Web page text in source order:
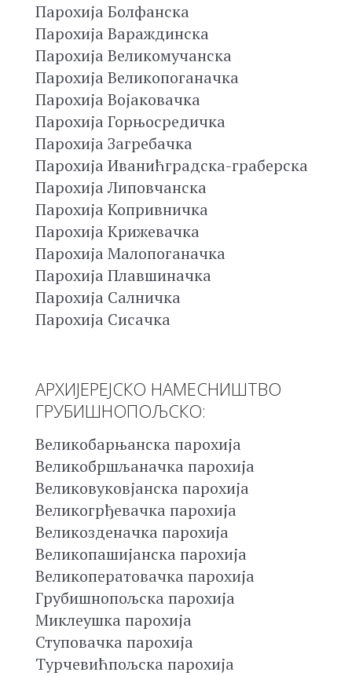
Парохија Болфанска
Парохија Вараждинска
Парохија Великомучанска
Парохија Великопоганачка
Парохија Војаковачка
Парохија Горњосредичка
Парохија Загребачка
Парохија Иванићградска-граберска
Парохија Липовчанска
Парохија Копривничка
Парохија Крижевачка
Парохија Малопоганачка
Парохија Плавшиначка
Парохија Салничка
Парохија Сисачка
АРХИЈЕРЕЈСКО НАМЕСНИШТВО
ГРУБИШНОПОЉСКО:
Великобарњанска парохија
Великобршљаначка парохија
Великовуковјанска парохија
Великогрђевачка парохија
Великозденачка парохија
Великопашијанска парохија
Великоператовачка парохија
Грубишнопољска парохија
Миклеушка парохија
Ступовачка парохија
Турчевићпољска парохија